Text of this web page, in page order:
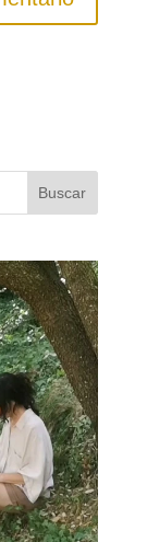
Buscar